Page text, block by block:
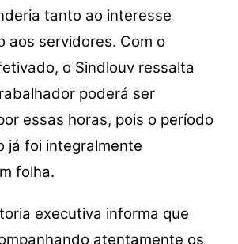
tanto ao interesse
aos servidores. Com o
o Sindlouv ressalta
poderá ser
essas horas, pois o período
já foi integralmente
folha.
executiva informa que
atentamente os